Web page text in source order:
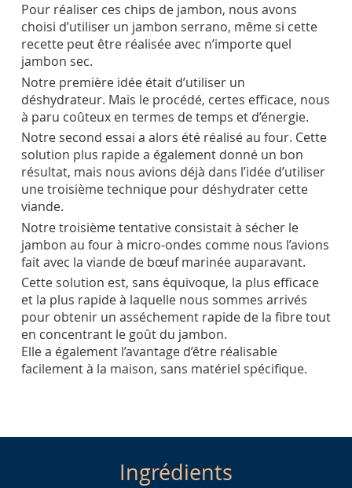
Pour réaliser ces chips de jambon, nous avons
choisi d’utiliser un jambon serrano, même si cette
recette peut être réalisée avec n’importe quel
jambon sec.
Notre première idée était d’utiliser un
déshydrateur. Mais le procédé, certes efficace, nous
à paru coûteux en termes de temps et d’énergie.
Notre second essai a alors été réalisé au four. Cette
solution plus rapide a également donné un bon
résultat, mais nous avions déjà dans l’idée d’utiliser
une troisième technique pour déshydrater cette
viande.
Notre troisième tentative consistait à sécher le
jambon au four à micro-ondes comme nous l’avions
fait avec la viande de bœuf marinée auparavant.
Cette solution est, sans équivoque, la plus efficace
et la plus rapide à laquelle nous sommes arrivés
pour obtenir un asséchement rapide de la fibre tout
en concentrant le goût du jambon.
Elle a également l’avantage d’être réalisable
facilement à la maison, sans matériel spécifique.
Ingrédients